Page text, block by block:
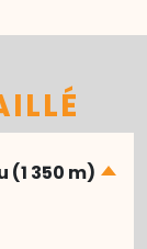
(1 350 m)